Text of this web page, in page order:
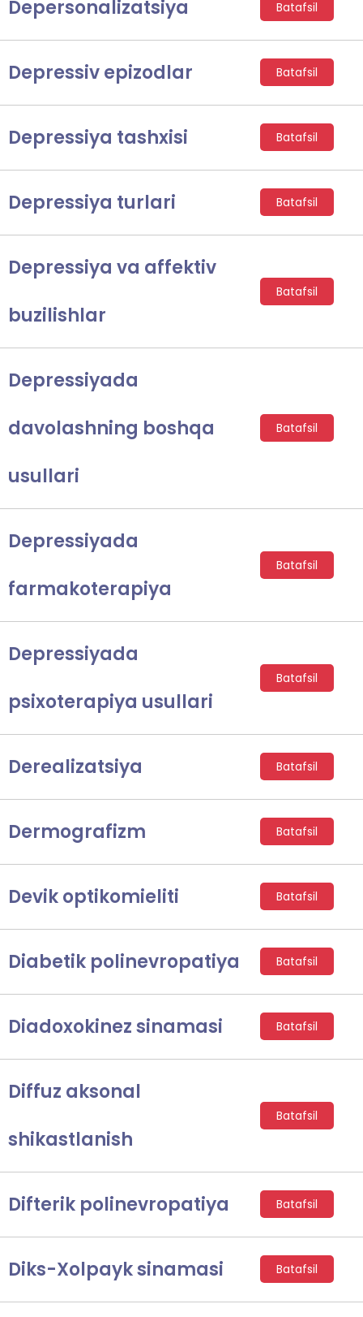
Depersonalizatsiya Batafsil
Depressiv epizodlar Batafsil
Depressiya tashxisi Batafsil
Depressiya turlari Batafsil
Depressiya va affektiv
buzilishlar
Batafsil
Depressiyada
davolashning boshqa
usullari
Batafsil
Depressiyada
farmakoterapiya
Batafsil
Depressiyada
psixoterapiya usullari
Batafsil
Derealizatsiya Batafsil
Dermografizm Batafsil
Devik optikomieliti Batafsil
Diabetik polinevropatiya Batafsil
Diadoxokinez sinamasi Batafsil
Diffuz aksonal
shikastlanish
Batafsil
Difterik polinevropatiya Batafsil
Diks-Xolpayk sinamasi Batafsil